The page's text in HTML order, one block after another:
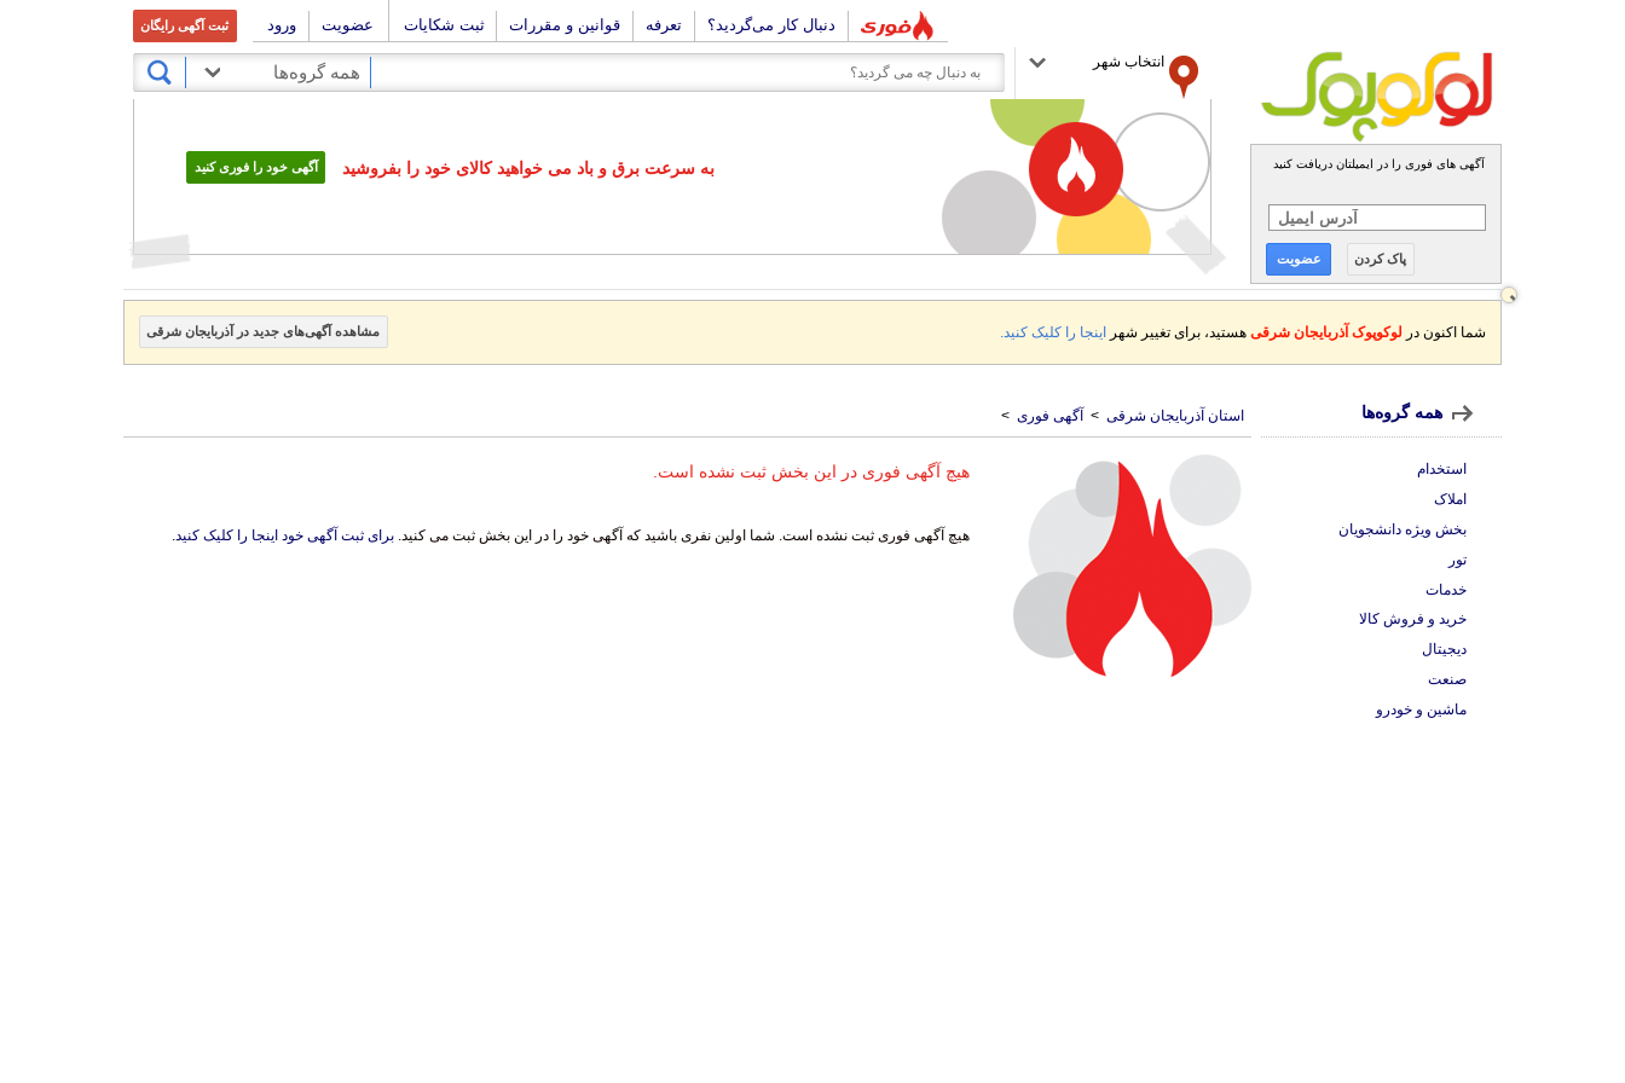
آگهی های فوری را در ایمیلتان دریافت کنید
عضویت پاک کردن
دنبال کار می‌گردید؟ تعرفه قوانین و مقررات ثبت شکایات عضویت ورود ثبت آگهی رایگان
انتخاب شهر
همه گروه‌ها
آگهی خود را فوری کنید به سرعت برق و باد می خواهید کالای خود را بفروشید
شما اکنون در لوکوپوک آذربایجان شرقی هستید، برای تغییر شهر اینجا را کلیک کنید. مشاهده آگهی‌های جدید در آذربایجان شرقی
استان آذربایجان شرقی > آگهی فوری >
هیچ آگهی فوری در این بخش ثبت نشده است.
هیچ آگهی فوری ثبت نشده است. شما اولین نفری باشید که آگهی خود را در این بخش ثبت می کنید. برای ثبت آگهی خود اینجا را کلیک کنید.
همه گروه‌ها
استخدام
املاک
بخش ویژه دانشجویان
تور
خدمات
خرید و فروش کالا
دیجیتال
صنعت
ماشین و خودرو